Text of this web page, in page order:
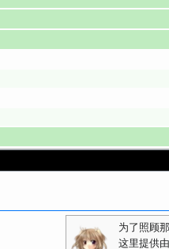
为了照顾
这里提供